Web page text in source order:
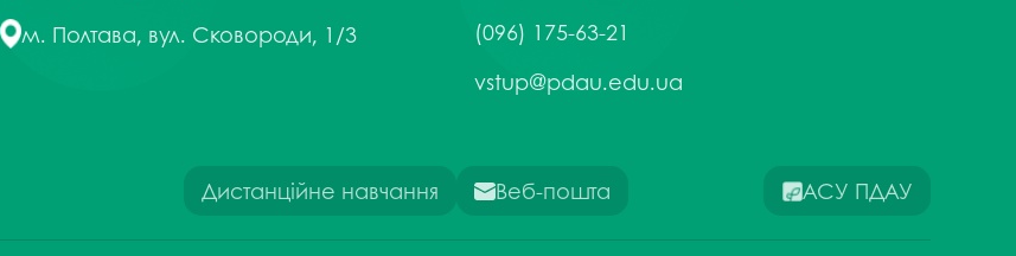
м. Полтава, вул. Сковороди, 1/3
Дистанційне навчання
(096) 175-63-21
vstup@pdau.edu.ua
Веб-пошта АСУ ПДАУ